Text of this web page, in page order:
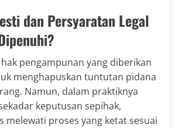
dan Persyaratan Legal
pengampunan yang diberikan
menghapuskan tuntutan pidana
Namun, dalam praktiknya
keputusan sepihak,
melewati proses yang ketat sesuai